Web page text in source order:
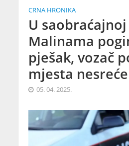
CRNA HRONIKA
U
Malinama
pješak, vozač
mjesta nesreće
05. 04. 2025.